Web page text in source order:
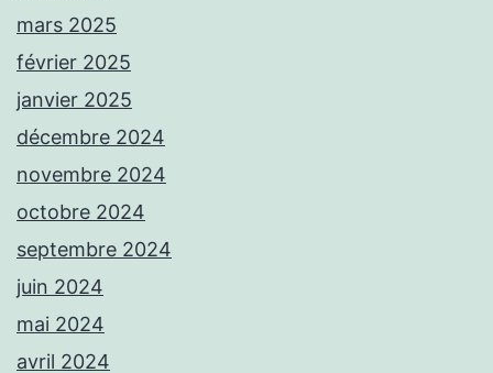
mars 2025
février 2025
janvier 2025
décembre 2024
novembre 2024
octobre 2024
septembre 2024
juin 2024
mai 2024
avril 2024